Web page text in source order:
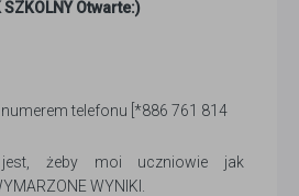
SZKOLNY Otwarte:)
telefonu [*886 761 814
żeby moi uczniowie jak
WYNIKI.